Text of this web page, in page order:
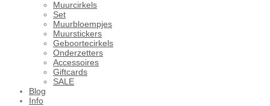
Muurcirkels
Set
Muurbloempjes
Muurstickers
Geboortecirkels
Onderzetters
Accessoires
Giftcards
SALE
Blog
Info